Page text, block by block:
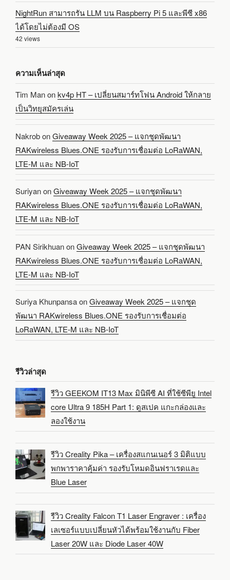
NightRun สามารถรัน LLM บน Raspberry Pi 5 และพีซี x86
ได้โดยไม่ต้องมี OS
42 views
ความเห็นล่าสุด
Tim Manonkv4p HT – เปลี่ยนสมาร์ทโฟน Android ให้กลาย
เป็นวิทยุสมัครเล่น
NakrobonGiveaway Week 2025 – แจกชุดพัฒนา
RAKwireless Blues.ONE รองรับการเชื่อมต่อ LoRaWAN,
LTE-M และ NB-IoT
SuriyanonGiveaway Week 2025 – แจกชุดพัฒนา
RAKwireless Blues.ONE รองรับการเชื่อมต่อ LoRaWAN,
LTE-M และ NB-IoT
PAN SirikhuanonGiveaway Week 2025 – แจกชุดพัฒนา
RAKwireless Blues.ONE รองรับการเชื่อมต่อ LoRaWAN,
LTE-M และ NB-IoT
Suriya KhunpansaonGiveaway Week 2025 – แจกชุด
พัฒนา RAKwireless Blues.ONE รองรับการเชื่อมต่อ
LoRaWAN, LTE-M และ NB-IoT
รีวิวล่าสุด
รีวิว GEEKOM IT13 Max มินิพีซี AI ที่ใช้ซีพียู Intel
core Ultra 9 185H Part 1: ดูสเปค แกะกล่องและ
ลองใช้งาน
รีวิว Creality Pika – เครื่องสแกนเนอร์ 3 มิติแบบ
พกพาราคาคุ้มค่า รองรับโหมดอินฟราเรดและ
Blue Laser
รีวิว Creality Falcon T1 Laser Engraver : เครื่อง
เลเซอร์แบบเปลี่ยนหัวได้พร้อมใช้งานกับ Fiber
Laser 20W และ Diode Laser 40W